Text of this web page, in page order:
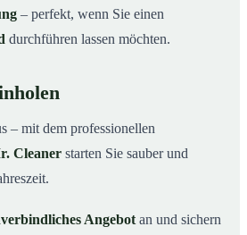
– perfekt, wenn Sie einen
durchführen lassen möchten.
– mit dem professionellen
Cleaner starten Sie sauber und
Angebot an und sichern